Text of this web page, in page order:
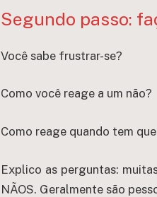
Segundo passo:
Você sabe frustrar-se?
Como você reage a um não?
Como reage quando tem
Explico as perguntas:
NÃOS. Geralmente são